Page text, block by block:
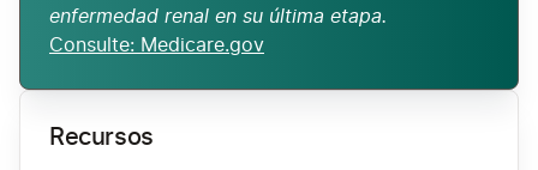
enfermedad renal en su última etapa.
Consulte: Medicare.gov
Recursos